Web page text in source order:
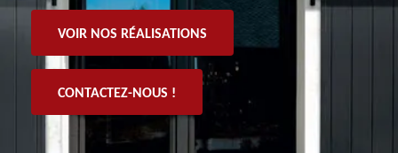
VOIR NOS RÉALISATIONS
CONTACTEZ-NOUS !